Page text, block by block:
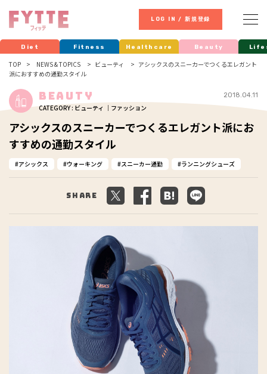
LOG IN / 新規登録
Diet Fitness Healthcare Beauty
TOP NEWS & TOPICS ビューティ
アシックスのスニーカーでつくるエレガント
派におすすめの通勤スタイル
Beauty
CATEGORY : ビューティ ｜ファッション
2018.04.11
アシックスのスニーカーでつくるエレガント派にお
すすめの通勤スタイル
アシックス ウォーキング スニーカー通勤 ランニングシューズ
Share